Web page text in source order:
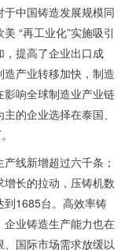
中国铸造发展规模同
“再工业化”实施吸引
提高了企业出口成
产业转移加快，制造
响全球制造业产业链
的企业选择在泰国、
线新增超过六千条；
长的拉动，压铸机数
到1685台。高效率铸
业铸造生产能力也在
国际市场需求放缓以